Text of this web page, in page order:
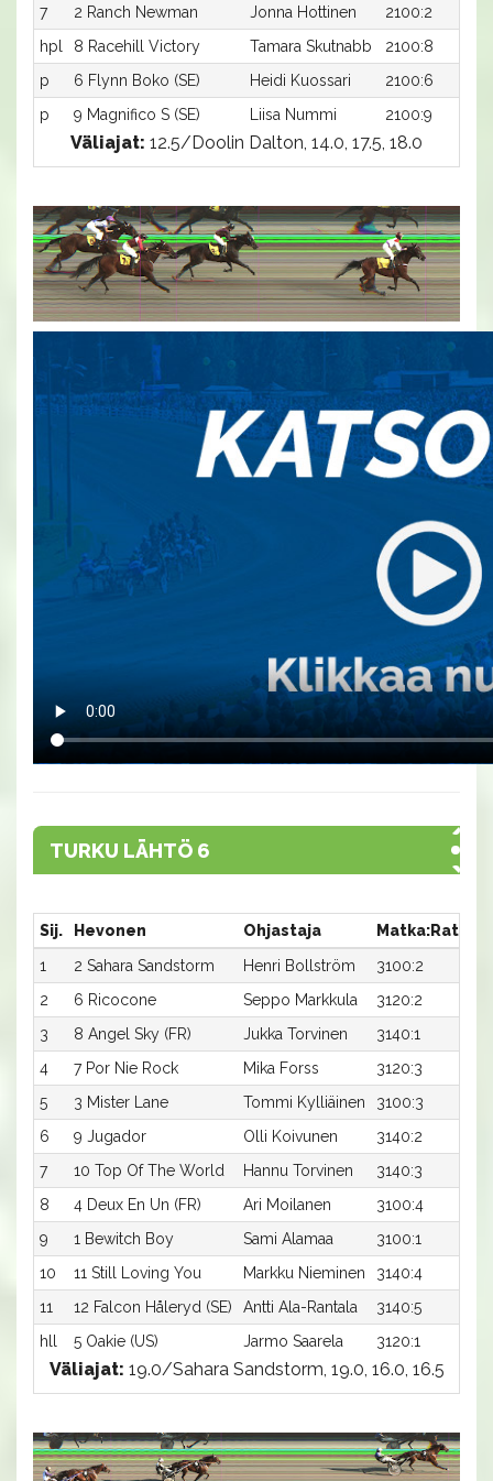
7
2 Ranch Newman Jonna Hottinen 2100:2
hpl
8 Racehill Victory Tamara Skutnabb 2100:8
p
6 Flynn Boko (SE) Heidi Kuossari 2100:6
p
9 Magnifico S (SE) Liisa Nummi 2100:9
Väliajat: 12.5/Doolin Dalton, 14.0, 17.5, 18.0
TURKU LÄHTÖ 6
Sij. Hevonen Ohjastaja Matka:Rata
1
2 Sahara Sandstorm Henri Bollström 3100:2
2
6 Ricocone Seppo Markkula 3120:2
3
8 Angel Sky (FR) Jukka Torvinen 3140:1
4
7 Por Nie Rock Mika Forss 3120:3
5
3 Mister Lane Tommi Kylliäinen 3100:3
6
9 Jugador Olli Koivunen 3140:2
7
10 Top Of The World Hannu Torvinen 3140:3
8
4 Deux En Un (FR) Ari Moilanen 3100:4
9
1 Bewitch Boy Sami Alamaa 3100:1
10
11 Still Loving You Markku Nieminen 3140:4
11
12 Falcon Håleryd (SE) Antti Ala-Rantala 3140:5
hll
5 Oakie (US) Jarmo Saarela 3120:1
Väliajat: 19.0/Sahara Sandstorm, 19.0, 16.0, 16.5